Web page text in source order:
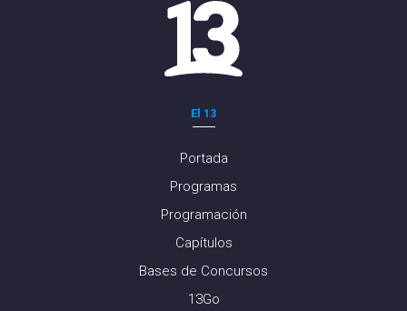
El 13
Portada
Programas
Programación
Capítulos
Bases de Concursos
13Go